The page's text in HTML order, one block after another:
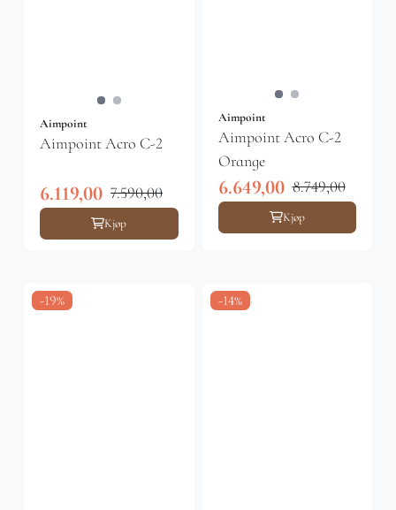
Aimpoint
Aimpoint Acro C-2
6.119,00 7.590,00
Kjøp
Aimpoint
Aimpoint Acro C-2
Orange
6.649,00 8.749,00
Kjøp
-19% -14%